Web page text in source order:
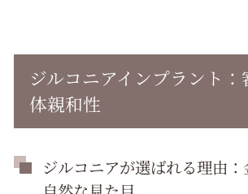
ジルコニアインプラント
体親和性
ジルコニアが選ばれる理由